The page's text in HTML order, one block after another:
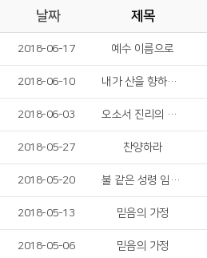
날짜 제목
2018-06-17 예수 이름으로
2018-06-10 내가 산을 향하여 눈을 드니
2018-06-03 오소서 진리의 성령님
2018-05-27 찬양하라
2018-05-20 불 같은 성령 임하소서
2018-05-13 믿음의 가정
2018-05-06 믿음의 가정